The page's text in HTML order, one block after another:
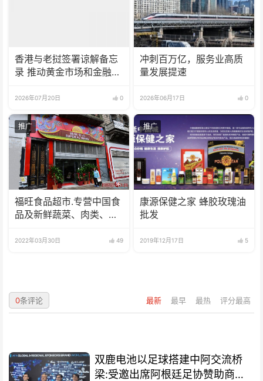
香港与老挝签署谅解备忘
录 推动黄金市场和金融服
2026年07月20日 0
冲刺百万亿，服务业高质
量发展提速
2026年06月17日 0
推广
福旺食品超市.专营中国食
品及新鲜蔬菜、肉类、
2022年03月30日 49
推广
康源保健之家 蜂胶玫瑰油
批发
2019年12月17日 5
最新 最早 最热 评分最高
0条评论
双鹿电池以足球搭建中阿交流桥
梁:受邀出席阿根廷足协赞助商招